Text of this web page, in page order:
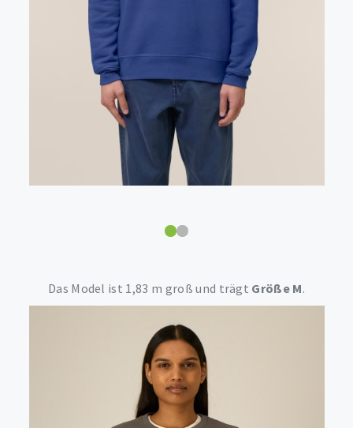
Das Model ist 1,83 m groß und trägt Größe M.